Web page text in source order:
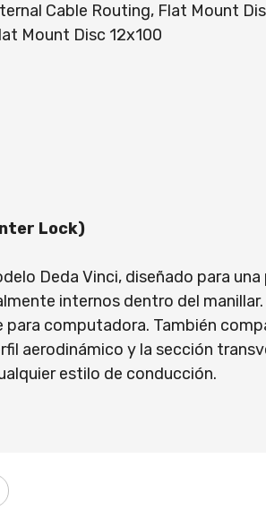
Cable Routing, Flat Mount
Mount Disc 12x100
Lock)
Deda Vinci, diseñado para
internos dentro del
computadora. También
aerodinámico y la sección
estilo de conducción.